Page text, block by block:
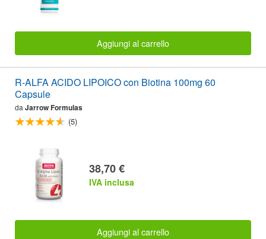
Aggiungi al carrello
R-ALFA ACIDO LIPOICO con Biotina 100mg 60
Capsule
da Jarrow Formulas
(5)
38,70 €
IVA inclusa
Aggiungi al carrello